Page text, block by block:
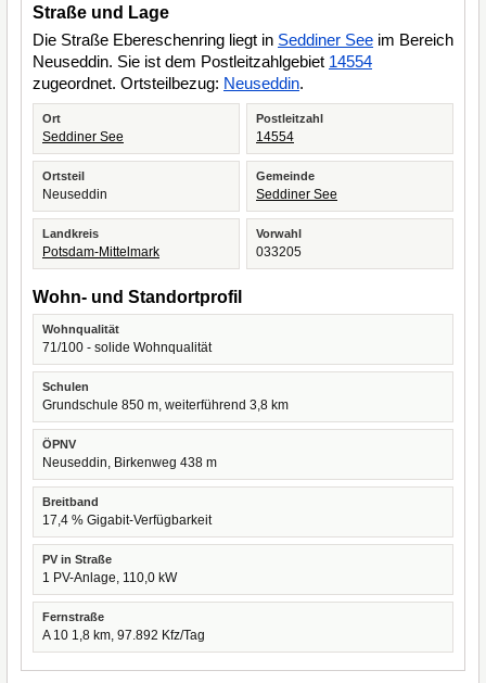
Straße und Lage
Die Straße Ebereschenring liegt in Seddiner See im Bereich
Neuseddin. Sie ist dem Postleitzahlgebiet 14554
zugeordnet. Ortsteilbezug: Neuseddin.
Ort
Seddiner See
Postleitzahl
14554
Ortsteil
Neuseddin
Gemeinde
Seddiner See
Landkreis
Potsdam-Mittelmark
Vorwahl
033205
Wohn- und Standortprofil
Wohnqualität
71/100 - solide Wohnqualität
Schulen
Grundschule 850 m, weiterführend 3,8 km
ÖPNV
Neuseddin, Birkenweg 438 m
Breitband
17,4 % Gigabit-Verfügbarkeit
PV in Straße
1 PV-Anlage, 110,0 kW
Fernstraße
A 10 1,8 km, 97.892 Kfz/Tag